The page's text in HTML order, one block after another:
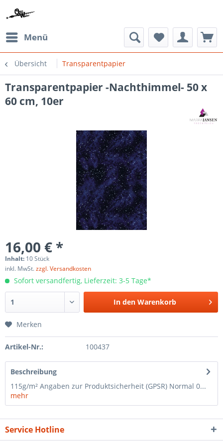
Menü
Übersicht Transparentpapier
Transparentpapier -Nachthimmel- 50 x
60 cm, 10er
16,00 € *
Inhalt: 10 Stück
inkl. MwSt.zzgl. Versandkosten
Sofort versandfertig, Lieferzeit: 3-5 Tage*
In den Warenkorb
Merken
Artikel-Nr.: 100437
Beschreibung
115g/m² Angaben zur Produktsicherheit (GPSR) Normal 0...
mehr
Service Hotline